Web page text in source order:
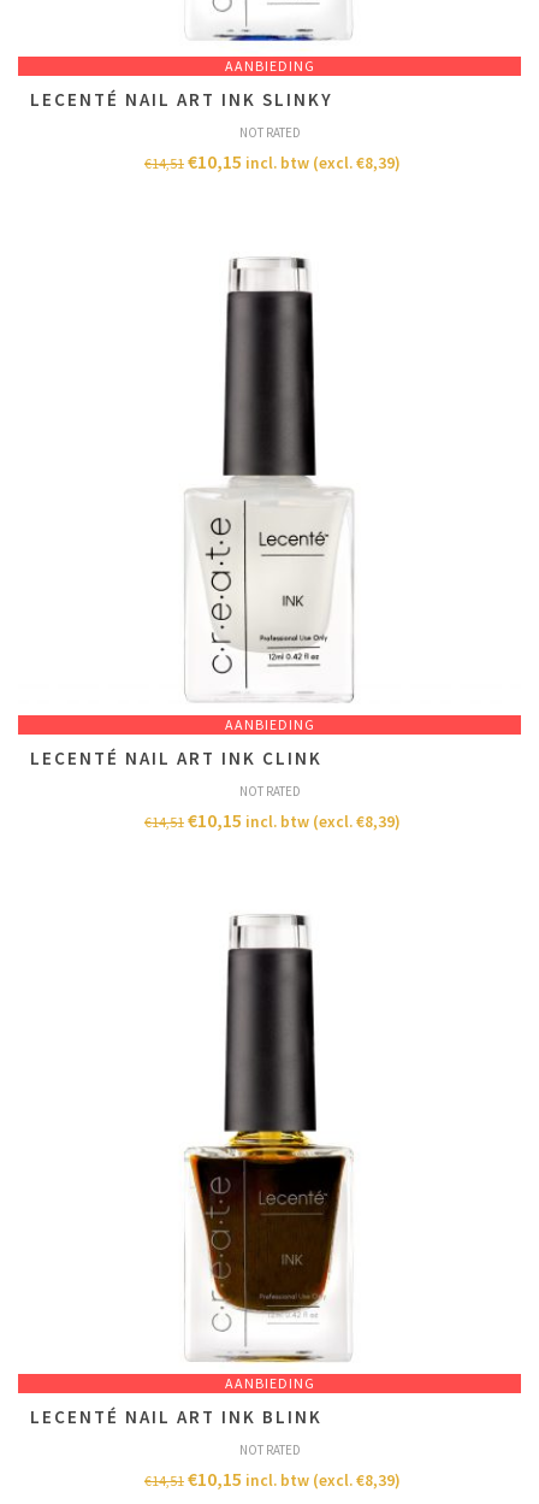
AANBIEDING
LECENTÉ NAIL ART INK SLINKY
NOT RATED
€14,51 €10,15 incl. btw (excl.€8,39)
AANBIEDING
LECENTÉ NAIL ART INK CLINK
NOT RATED
€14,51 €10,15 incl. btw (excl.€8,39)
AANBIEDING
LECENTÉ NAIL ART INK BLINK
NOT RATED
€14,51 €10,15 incl. btw (excl.€8,39)